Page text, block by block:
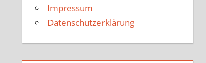
Impressum
Datenschutzerklärung